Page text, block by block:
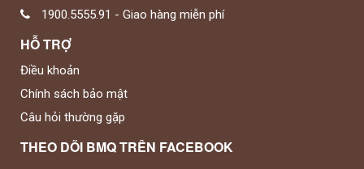
1900.5555.91 - Giao hàng miễn phí
HỖ TRỢ
Điều khoản
Chính sách bảo mật
Câu hỏi thường gặp
THEO DÕI BMQ TRÊN FACEBOOK